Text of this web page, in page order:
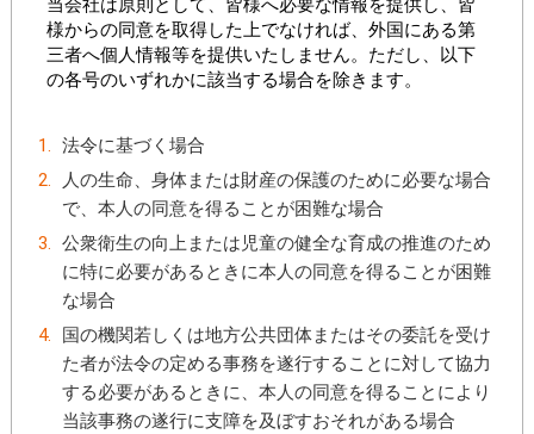
当会社は原則として、皆様へ必要な情報を提供し、皆
様からの同意を取得した上でなければ、外国にある第
三者へ個人情報等を提供いたしません。ただし、以下
の各号のいずれかに該当する場合を除きます。
法令に基づく場合
人の生命、身体または財産の保護のために必要な場合
で、本人の同意を得ることが困難な場合
公衆衛生の向上または児童の健全な育成の推進のため
に特に必要があるときに本人の同意を得ることが困難
な場合
国の機関若しくは地方公共団体またはその委託を受け
た者が法令の定める事務を遂行することに対して協力
する必要があるときに、本人の同意を得ることにより
当該事務の遂行に支障を及ぼすおそれがある場合